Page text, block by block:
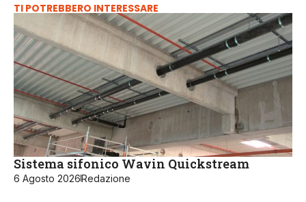
TI POTREBBERO INTERESSARE
Sistema sifonico Wavin Quickstream
6 Agosto 2026Redazione